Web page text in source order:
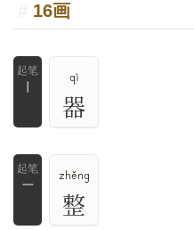
16画
qì
器
一
zhěng
整